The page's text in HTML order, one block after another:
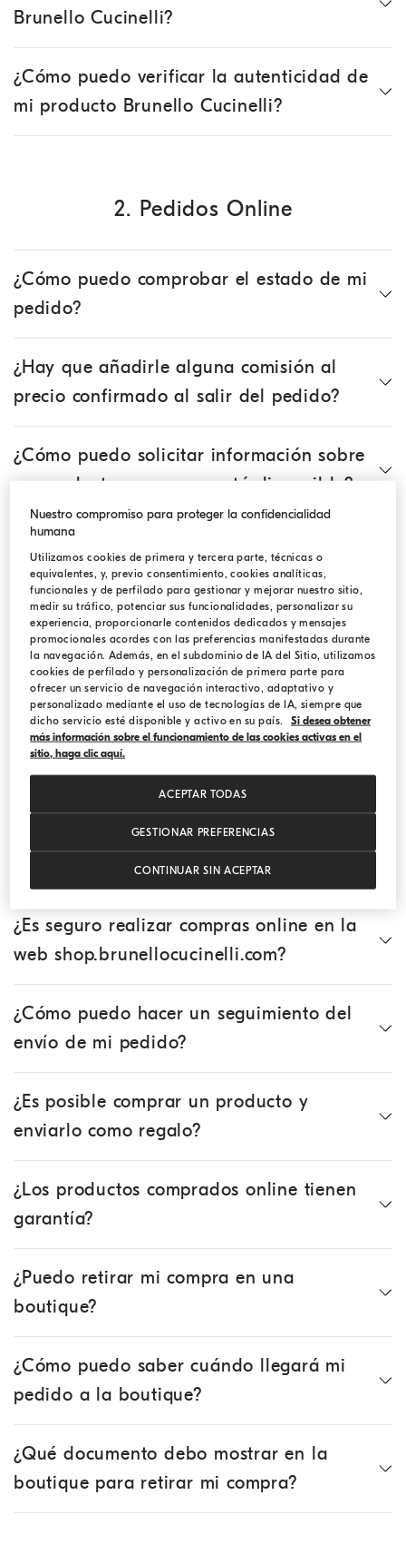
Brunello Cucinelli?
¿Cómo puedo verificar la autenticidad de
mi producto Brunello Cucinelli?
2. Pedidos Online
¿Cómo puedo comprobar el estado de mi
pedido?
¿Hay que añadirle alguna comisión al
precio confirmado al salir del pedido?
¿Cómo puedo solicitar información sobre
un producto que ya no está disponible?
¿Dónde puedo encontrar información
técnica sobre cada producto?
¿Dónde puedo encontrar la tabla de
tallas?
¿Puedo añadir productos a un pedido ya
existente?
¿Puedo solicitar un paquete regalo?
¿Es seguro realizar compras online en la
web shop.brunellocucinelli.com?
¿Cómo puedo hacer un seguimiento del
envío de mi pedido?
¿Es posible comprar un producto y
enviarlo como regalo?
¿Los productos comprados online tienen
garantía?
¿Puedo retirar mi compra en una
boutique?
¿Cómo puedo saber cuándo llegará mi
pedido a la boutique?
¿Qué documento debo mostrar en la
boutique para retirar mi compra?
Nuestro compromiso para proteger la confidencialidad
humana
Utilizamos cookies de primera y tercera parte, técnicas o
equivalentes, y, previo consentimiento, cookies analíticas,
funcionales y de perfilado para gestionar y mejorar nuestro sitio,
medir su tráfico, potenciar sus funcionalidades, personalizar su
experiencia, proporcionarle contenidos dedicados y mensajes
promocionales acordes con las preferencias manifestadas durante
la navegación. Además, en el subdominio de IA del Sitio, utilizamos
cookies de perfilado y personalización de primera parte para
ofrecer un servicio de navegación interactivo, adaptativo y
personalizado mediante el uso de tecnologías de IA, siempre que
dicho servicio esté disponible y activo en su país.
Si desea obtener
más información sobre el funcionamiento de las cookies activas en el
sitio, haga clic aquí.
GESTIONAR PREFERENCIAS
CONTINUAR SIN ACEPTAR
ACEPTAR TODAS